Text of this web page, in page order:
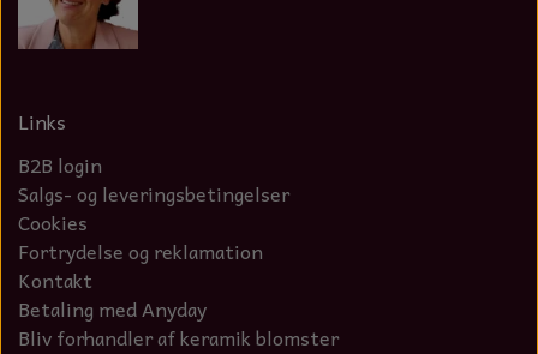
Links
B2B login
Salgs- og leveringsbetingelser
Cookies
Fortrydelse og reklamation
Kontakt
Betaling med Anyday
Bliv forhandler af keramik blomster